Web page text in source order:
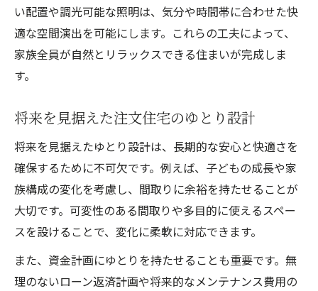
い配置や調光可能な照明は、気分や時間帯に合わせた快
適な空間演出を可能にします。これらの工夫によって、
家族全員が自然とリラックスできる住まいが完成しま
す。
将来を見据えた注文住宅のゆとり設計
将来を見据えたゆとり設計は、長期的な安心と快適さを
確保するために不可欠です。例えば、子どもの成長や家
族構成の変化を考慮し、間取りに余裕を持たせることが
大切です。可変性のある間取りや多目的に使えるスペー
スを設けることで、変化に柔軟に対応できます。
また、資金計画にゆとりを持たせることも重要です。無
理のないローン返済計画や将来的なメンテナンス費用の